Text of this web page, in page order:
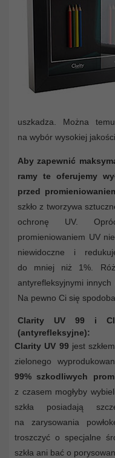
uszkadza. Można
na wybór wysokiej
Aby zapewnić
ramy te oferujemy
przed
szkło z tworzywa
ochronę UV.
promieniowaniem UV
niewidoczne i
do mniej niż 1%.
antyrefleksyjnymi innych
Na pewno Ci się
Clarity UV 99 i
(antyrefleksyjne):
Clarity UV 99 jest
zielonego
99% szkodliwych
z czasem mogłyby
szkła posiadają
na zarysowania
troszczyć o specjalne
szkła ani bać o